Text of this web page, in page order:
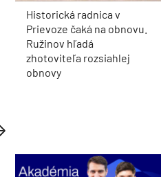
Historická radnica v
Prievoze čaká na obnovu.
Ružinov hľadá
zhotoviteľa rozsiahlej
obnovy